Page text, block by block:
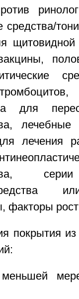
средства/
для
лечения
серии
факторы
покрытия из